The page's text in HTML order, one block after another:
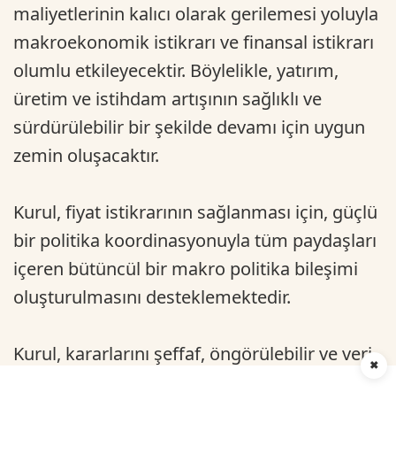
✖
maliyetlerinin kalıcı olarak gerilemesi yoluyla
makroekonomik istikrarı ve finansal istikrarı
olumlu etkileyecektir. Böylelikle, yatırım,
üretim ve istihdam artışının sağlıklı ve
sürdürülebilir bir şekilde devamı için uygun
zemin oluşacaktır.
Kurul, fiyat istikrarının sağlanması için, güçlü
bir politika koordinasyonuyla tüm paydaşları
içeren bütüncül bir makro politika bileşimi
oluşturulmasını desteklemektedir.
Kurul, kararlarını şeffaf, öngörülebilir ve veri